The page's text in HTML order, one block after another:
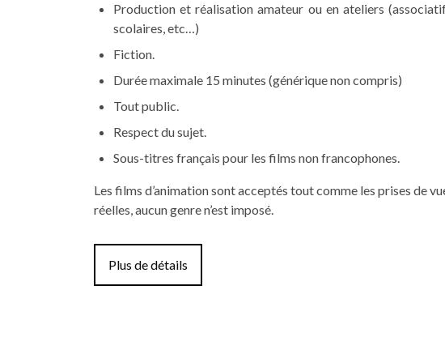
Production et réalisation amateur ou en ateliers
scolaires, etc…)
Fiction.
Durée maximale 15 minutes (générique non compris)
Tout public.
Respect du sujet.
Sous-titres français pour les films non francophones.
Les films d’animation sont acceptés tout comme les prises de
réelles, aucun genre n’est imposé.
Plus de détails